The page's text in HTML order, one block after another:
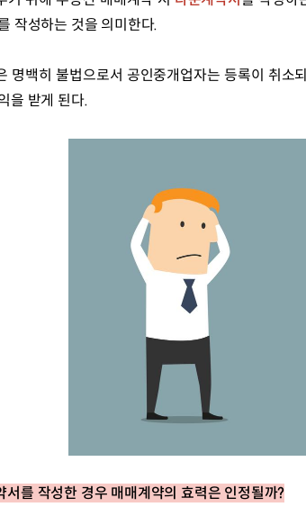
작성하는 것을 의미한다.
명백히 불법으로서 공인중개업자는 등록이 취
을 받게 된다.
서를 작성한 경우 매매계약의 효력은 인정될까?